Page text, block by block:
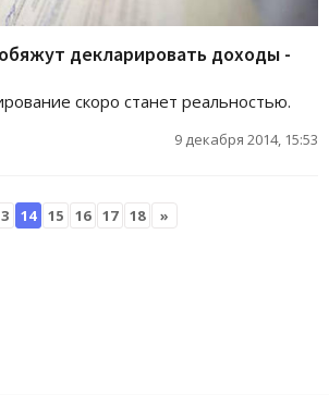
декларировать доходы -
скоро станет реальностью.
9 декабря 2014, 15:53
14 15 16 17 18 »